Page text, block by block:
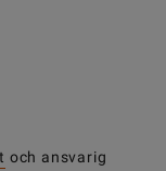
och ansvarig